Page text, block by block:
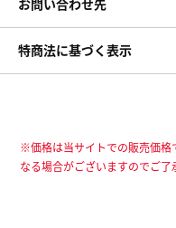
お問い合わせ先
特商法に基づく表示
※価格は当サイトでの販売価格
なる場合がございますのでご了